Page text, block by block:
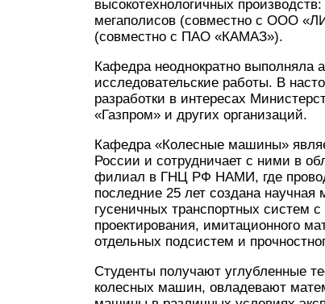
высокотехнологичных производств:
мегаполисов (совместно с ООО
(совместно с ПАО «КАМАЗ»).
Кафедра неоднократно выполняла
исследовательские работы. В
разработки в интересах
«Газпром» и других организаций.
Кафедра «Колесные машины»
России и сотрудничает с ними в
филиал в ГНЦ РФ НАМИ, где
последние 25 лет создана
гусеничных транспортных систем
проектирования, имитационного
отдельных подсистем и
Студенты получают углубленные
колесных машин, овладевают